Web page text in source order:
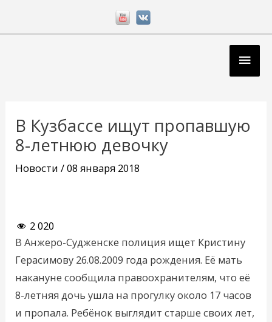
В Кузбассе ищут пропавшую
8-летнюю девочку
Новости /08 января 2018
2 020
В Анжеро-Судженске полиция ищет Кристину
Герасимову 26.08.2009 года рождения. Её мать
накануне сообщила правоохранителям, что её
8-летняя дочь ушла на прогулку около 17 часов
и пропала. Ребёнок выглядит старше своих лет,
записям